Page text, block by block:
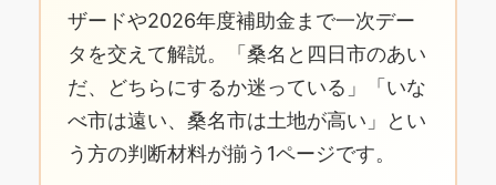
ザードや2026年度補助金まで一次デー
タを交えて解説。「桑名と四日市のあい
だ、どちらにするか迷っている」「いな
べ市は遠い、桑名市は土地が高い」とい
う方の判断材料が揃う1ページです。